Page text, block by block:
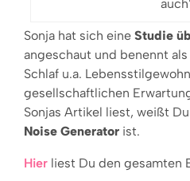
Sonja hat sich eine Studie
angeschaut und benennt
Schlaf u.a.
gesellschaftlichen
Sonjas Artikel liest, weißt
Noise Generator ist.
Hier liest Du den gesamten